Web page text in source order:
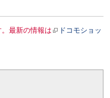
最新の情報は
ドコモショッ